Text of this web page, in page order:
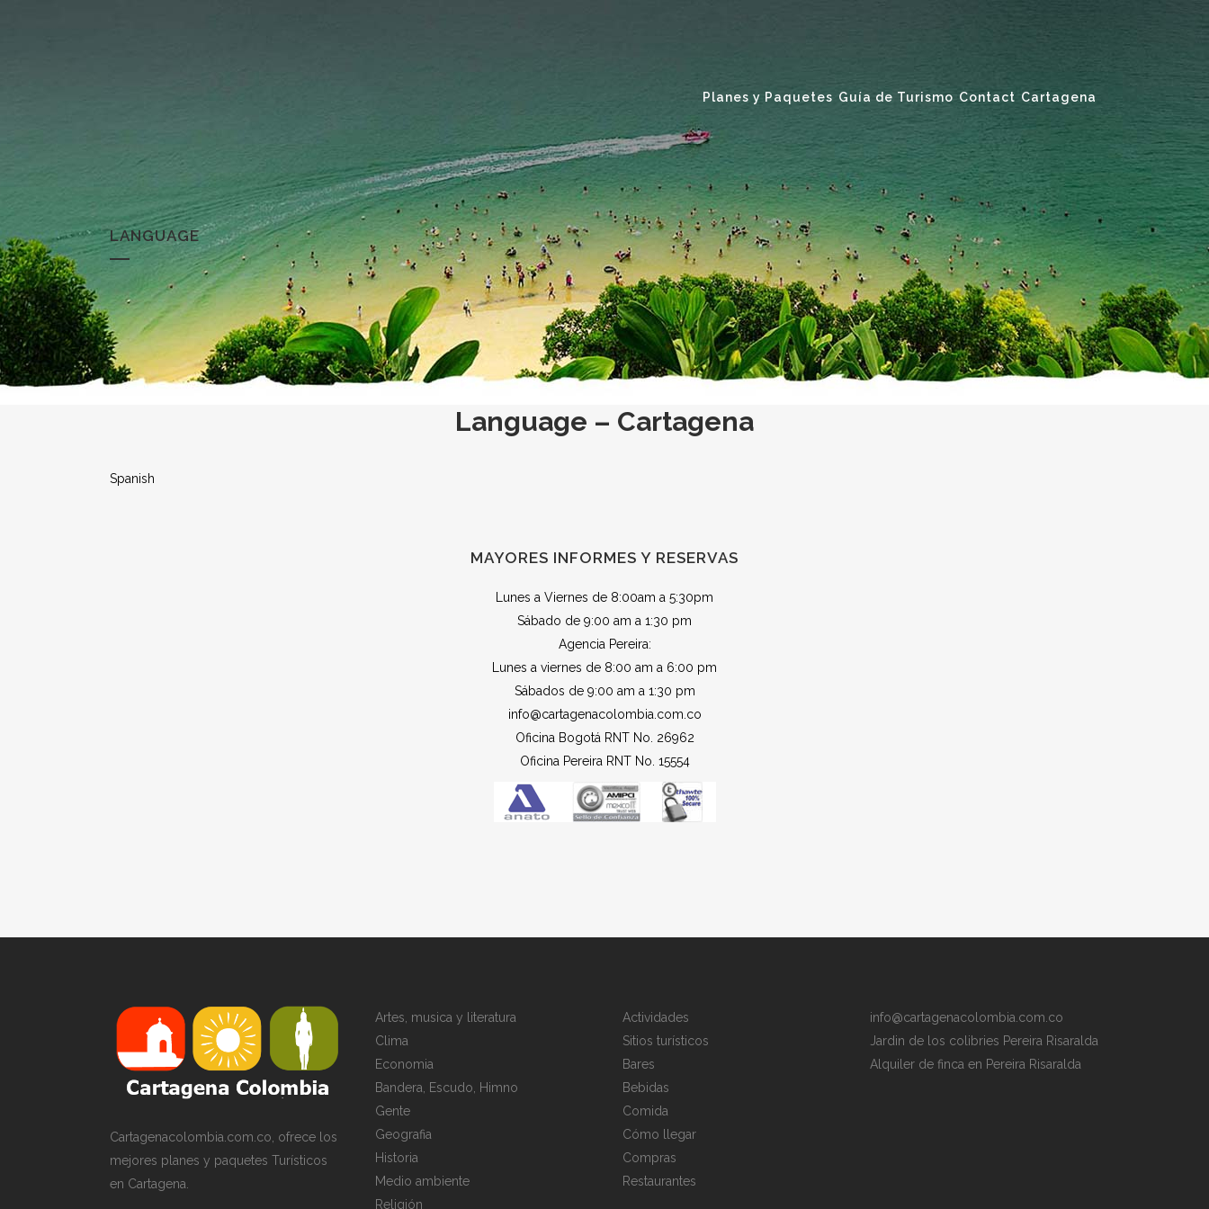
Planes y Paquetes Guía de Turismo Contact Cartagena
LANGUAGE
Language – Cartagena
Spanish
MAYORES INFORMES Y RESERVAS
Lunes a Viernes de 8:00am a 5:30pm
Sábado de 9:00 am a 1:30 pm
Agencia Pereira:
Lunes a viernes de 8:00 am a 6:00 pm
Sábados de 9:00 am a 1:30 pm
info@cartagenacolombia.com.co
Oficina Bogotá RNT No. 26962
Oficina Pereira RNT No. 15554
Cartagenacolombia.com.co, ofrece los
mejores planes y paquetes Turísticos
en Cartagena.
Artes, musica y literatura
Clima
Economia
Bandera, Escudo, Himno
Gente
Geografia
Historia
Medio ambiente
Religión
Actividades
Sitios turísticos
Bares
Bebidas
Comida
Cómo llegar
Compras
Restaurantes
info@cartagenacolombia.com.co
Jardin de los colibries Pereira Risaralda
Alquiler de finca en Pereira Risaralda